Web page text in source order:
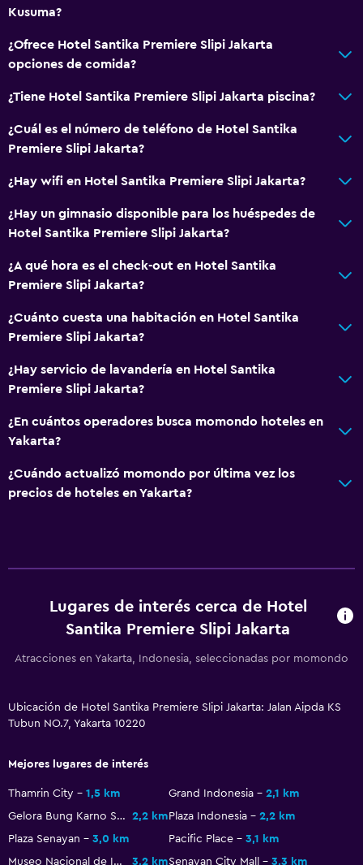
Secador de pelo
Albornoz
Baño privado
Ducha
Baño pequeño adicional
Aseo
Papel higiénico
Cepillo de dientes
Comedor
Almuerzos para llevar
Restaurante
Minibar
Limpieza diaria
Cámaras CCTV en zonas comunes
Cámaras CCTV en el exterior
Botiquín de primeros auxilios
Caja fuerte
Ideal para familias
Cuidado de niños o guardería
Kusuma?
¿Ofrece Hotel Santika Premiere Slipi Jakarta
opciones de comida?
¿Tiene Hotel Santika Premiere Slipi Jakarta piscina?
¿Cuál es el número de teléfono de Hotel Santika
Premiere Slipi Jakarta?
¿Hay wifi en Hotel Santika Premiere Slipi Jakarta?
¿Hay un gimnasio disponible para los huéspedes de
Hotel Santika Premiere Slipi Jakarta?
¿A qué hora es el check-out en Hotel Santika
Premiere Slipi Jakarta?
¿Cuánto cuesta una habitación en Hotel Santika
Premiere Slipi Jakarta?
¿Hay servicio de lavandería en Hotel Santika
Premiere Slipi Jakarta?
¿En cuántos operadores busca momondo hoteles en
Yakarta?
¿Cuándo actualizó momondo por última vez los
precios de hoteles en Yakarta?
Lugares de interés cerca de Hotel
Santika Premiere Slipi Jakarta
Atracciones en Yakarta, Indonesia, seleccionadas por momondo
Ubicación de Hotel Santika Premiere Slipi Jakarta: Jalan Aipda KS
Tubun NO.7, Yakarta 10220
Mejores lugares de interés
Thamrin City 1,5 km Grand Indonesia
2,1 km
Gelora Bung Karno Stadium
2,2 kmPlaza Indonesia
2,2 km
Plaza Senayan
3,0 km Pacific Place
3,1 km
Museo Nacional de Indonesia
3,2 kmSenayan City Mall 3,3 km